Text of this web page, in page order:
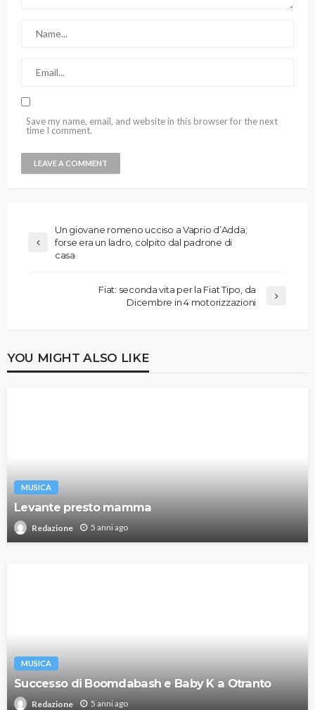
Save my name, email, and website in this browser for the next
time I comment.
Un giovane romeno ucciso a Vaprio d’Adda;
forse era un ladro, colpito dal padrone di
casa
Fiat: seconda vita per la Fiat Tipo, da
Dicembre in 4 motorizzazioni
YOU MIGHT ALSO LIKE
MUSICA
Levante presto mamma
Redazione 5 anni ago
MUSICA
Successo di Boomdabash e Baby K a Otranto
Redazione 5 anni ago